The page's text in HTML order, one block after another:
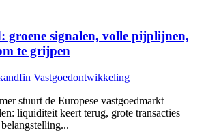
groene signalen, volle pijplijnen,
te grijpen
Vastgoedontwikkeling
stuurt de Europese vastgoedmarkt
liquiditeit keert terug, grote transacties